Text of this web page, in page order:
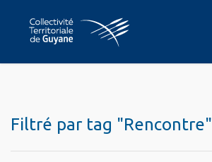
Filtré par tag "Rencontre"